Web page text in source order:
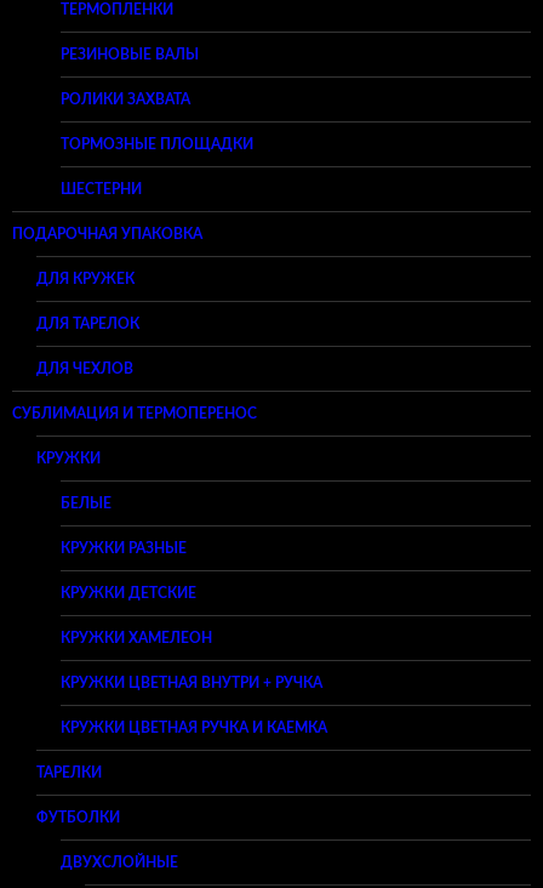
ТЕРМОПЛЕНКИ
РЕЗИНОВЫЕ ВАЛЫ
РОЛИКИ ЗАХВАТА
ТОРМОЗНЫЕ ПЛОЩАДКИ
ШЕСТЕРНИ
ПОДАРОЧНАЯ УПАКОВКА
ДЛЯ КРУЖЕК
ДЛЯ ТАРЕЛОК
ДЛЯ ЧЕХЛОВ
СУБЛИМАЦИЯ И ТЕРМОПЕРЕНОС
КРУЖКИ
БЕЛЫЕ
КРУЖКИ РАЗНЫЕ
КРУЖКИ ДЕТСКИЕ
КРУЖКИ ХАМЕЛЕОН
КРУЖКИ ЦВЕТНАЯ ВНУТРИ + РУЧКА
КРУЖКИ ЦВЕТНАЯ РУЧКА И КАЕМКА
ТАРЕЛКИ
ФУТБОЛКИ
ДВУХСЛОЙНЫЕ